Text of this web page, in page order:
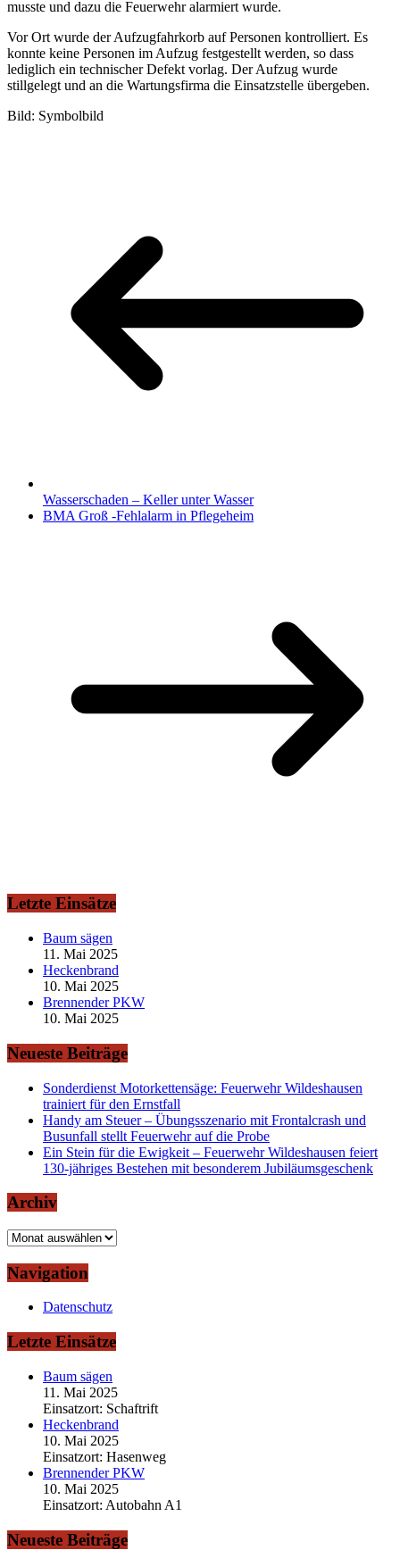
musste und dazu die Feuerwehr alarmiert wurde.
Vor Ort wurde der Aufzugfahrkorb auf Personen kontrolliert. Es
konnte keine Personen im Aufzug festgestellt werden, so dass
lediglich ein technischer Defekt vorlag. Der Aufzug wurde
stillgelegt und an die Wartungsfirma die Einsatzstelle übergeben.
Bild: Symbolbild
Wasserschaden – Keller unter Wasser
BMA Groß -Fehlalarm in Pflegeheim
Letzte Einsätze
Baum sägen
11. Mai 2025
Heckenbrand
10. Mai 2025
Brennender PKW
10. Mai 2025
Neueste Beiträge
Sonderdienst Motorkettensäge: Feuerwehr Wildeshausen
trainiert für den Ernstfall
Handy am Steuer – Übungsszenario mit Frontalcrash und
Busunfall stellt Feuerwehr auf die Probe
Ein Stein für die Ewigkeit – Feuerwehr Wildeshausen feiert
130-jähriges Bestehen mit besonderem Jubiläumsgeschenk
Archiv
Archiv
Navigation
Datenschutz
Letzte Einsätze
Baum sägen
11. Mai 2025
Einsatzort: Schaftrift
Heckenbrand
10. Mai 2025
Einsatzort: Hasenweg
Brennender PKW
10. Mai 2025
Einsatzort: Autobahn A1
Neueste Beiträge